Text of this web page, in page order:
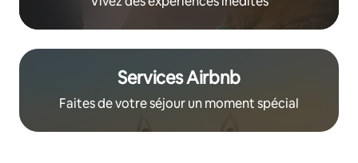
Services Airbnb
Faites de votre séjour un moment spécial